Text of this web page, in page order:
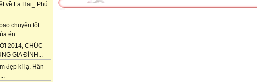
về La Hai_ Phú
chuyện tốt
én...
2014, CHÚC
GIA ĐÌNH...
đẹp kì lạ. Hân